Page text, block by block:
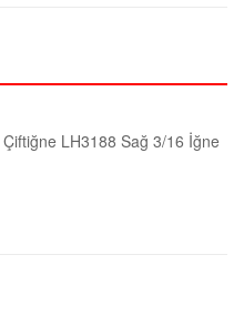
LH3188 Sağ 3/16 İğne